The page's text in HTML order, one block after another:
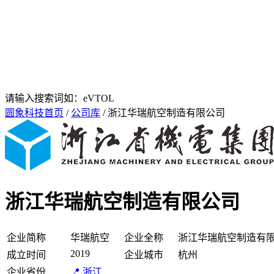
请输入搜索词如：eVTOL
圆象科技首页 / 公司库 / 浙江华瑞航空制造有限公司
浙江华瑞航空制造有限公司
企业简称 华瑞航空 企业全称
浙江华瑞航空制造有
成立时间
2019 企业城市
杭州
企业省份
📍 浙江